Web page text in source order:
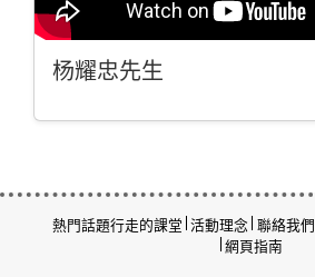
杨耀忠先生
熱門話題行走的課堂 活動理念 聯絡我們
網頁指南